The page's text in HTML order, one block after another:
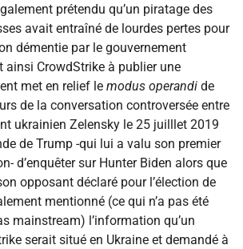
prétendu qu’un piratage des
avait entraîné de lourdes pertes pour
démentie par le gouvernement
ainsi CrowdStrike à publier une
met en relief le modus operandi de
de la conversation controversée entre
ukrainien Zelensky le 25 juilllet 2019
de Trump -qui lui a valu son premier
d’enquêter sur Hunter Biden alors que
opposant déclaré pour l’élection de
mentionné (ce qui n’a pas été
mainstream) l’information qu’un
serait situé en Ukraine et demandé à